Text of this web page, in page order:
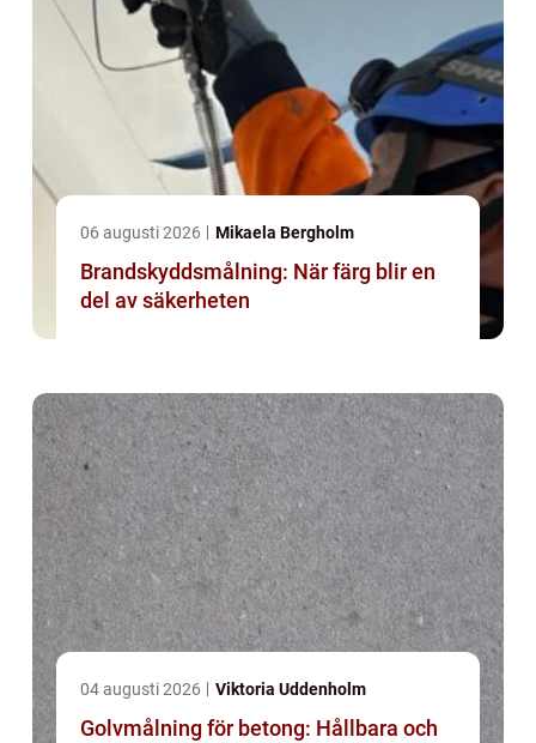
06 augusti 2026 Mikaela Bergholm
Brandskyddsmålning: När färg blir en
del av säkerheten
04 augusti 2026 Viktoria Uddenholm
Golvmålning för betong: Hållbara och